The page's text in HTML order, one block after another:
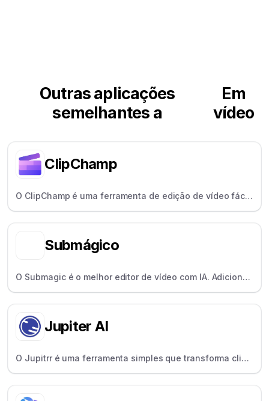
Outras aplicações
semelhantes a
Em
vídeo
ClipChamp
O ClipChamp é uma ferramenta de edição de vídeo fácil
para principiantes e particulares, com a funcionalidade
Submágico
O Submagic é o melhor editor de vídeo com IA. Adicione
viral em mais de 100 idiomas a qualquer vídeo e crie
Jupiter AI
O Jupitrr é uma ferramenta simples que transforma clips
de áudio em vídeos partilháveis e legendados para as